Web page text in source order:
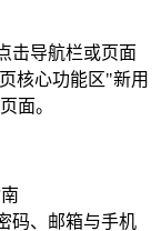
击导航栏或页面
核心功能区"新用
面。
码、邮箱与手机